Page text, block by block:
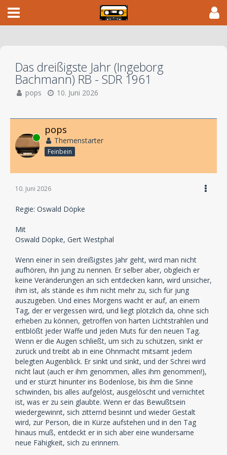
Das dreißigste Jahr (Ingeborg
Bachmann) RB - SDR 1961
pops 10. Juni 2026
Online
pops
Themenstarter
Feinbein
10. Juni 2026
Regie: Oswald Döpke
Mit
Oswald Döpke, Gert Westphal
Wenn einer in sein dreißigstes Jahr geht, wird man nicht
aufhören, ihn jung zu nennen. Er selber aber, obgleich er
keine Veränderungen an sich entdecken kann, wird unsicher,
ihm ist, als stände es ihm nicht mehr zu, sich für jung
auszugeben. Und eines Morgens wacht er auf, an einem
Tag, der er vergessen wird, und liegt plötzlich da, ohne sich
erheben zu können, getroffen von harten Lichtstrahlen und
entblößt jeder Waffe und jeden Muts für den neuen Tag.
Wenn er die Augen schließt, um sich zu schützen, sinkt er
zurück und treibt ab in eine Ohnmacht mitsamt jedem
belegten Augenblick. Er sinkt und sinkt, und der Schrei wird
nicht laut (auch er ihm genommen, alles ihm genommen!),
und er stürzt hinunter ins Bodenlose, bis ihm die Sinne
schwinden, bis alles aufgelöst, ausgelöscht und vernichtet
ist, was er zu sein glaubte. Wenn er das Bewußtsein
wiedergewinnt, sich zitternd besinnt und wieder Gestalt
wird, zur Person, die in Kürze aufstehen und in den Tag
hinaus muß, entdeckt er in sich aber eine wundersame
neue Fähigkeit, sich zu erinnern.